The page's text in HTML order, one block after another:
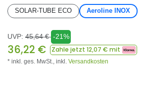
SOLAR-TUBE ECO Aeroline INOX
UVP: 45,64€ -21%
36,22 € Zahle jetzt 12,07 € mit
* inkl. ges. MwSt., inkl. Versandkosten